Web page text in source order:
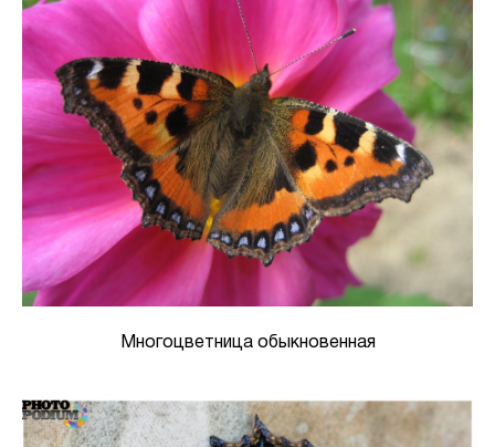
Многоцветница обыкновенная